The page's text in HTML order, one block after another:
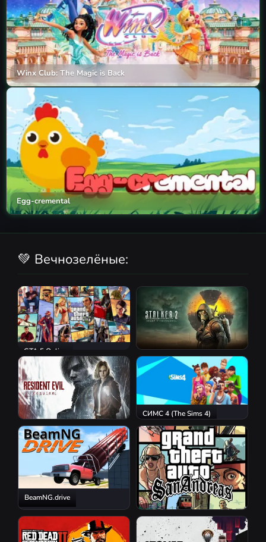
Winx Club: The Magic is Back
Egg-cremental
💚 Вечнозелёные:
GTA 5 Online
S.T.A.L.K.E.R. 2: Heart of
Chornobyl
Resident Evil Requiem
СИМС 4 (The Sims 4)
BeamNG.drive
GTA San Andreas